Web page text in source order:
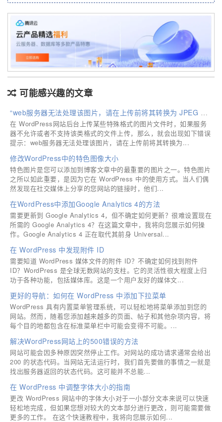
可能感兴趣的文章
“web服务器无法处理该图片，请在上传前将其转换为 JPEG 或 PNG 格式。”的解决方法
在 WordPress网站后台上传某些特殊格式的图片文件时，如果服务
器不允许或者不支持该类格式的文件上传，那么，就会出现如下错误
提示：web服务器无法处理该图片，请在上传前将其转换为...
修改WordPress中的特色图像大小
特色图片是您可以添加到博客文章中的最重要的图片之一。特色图片
之所以如此重要，是因为它在 WordPress 中的使用方式。当人们偶
然发现在社交媒体上分享的您网站的链接时，他们...
在WordPress中添加Google Analytics 4的方法
需要更新到 Google Analytics 4，但不确定如何更新？很难设置现在
所需的 Google Analytics 4？在这篇文章中，我将向您展示如何操
作。Google Analytics 4 正在取代其前身 Universal...
在 WordPress 中发现附件 ID
需要知道 WordPress 媒体文件的附件 ID？不确定如何找到附件
ID？WordPress 是全球无数网站的支柱。它的灵活性很大程度上归
功于各种功能，包括媒体库。这是一个用户友好的媒体文...
更好的导航：如何在 WordPress 中添加下拉菜单
WordPress 具有内置菜单管理系统，可以轻松地将菜单添加到您的
网站。然而，随着您添加越来越多的页面、帖子和其他杂项内容，将
每个目的地都包含在标准菜单栏中可能会变得不可能。...
解决WordPress网站上的500错误的方法
网站可能会因多种原因突然停止工作。对网站的成功请求通常会给出
200 的状态代码。当网站无法运行时，我们首先要做的事情之一就是
找出服务器返回的状态代码。这可能并不总能...
在 WordPress 中调整字体大小的指南
更改 WordPress 网站中的字体大小对于一小部分文本来说可以快速
轻松地完成，但如果您想对较大的文本部分进行更改，则可能需要做
更多的工作。 在这个快速教程中，我将向您展示如何...